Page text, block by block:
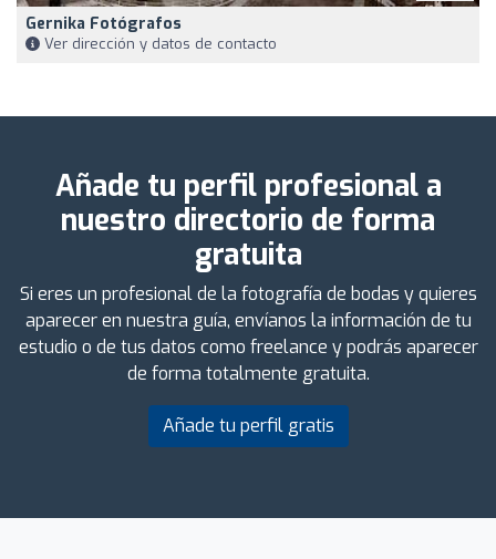
Gernika Fotógrafos
Ver dirección y datos de contacto
Añade tu perfil profesional a
nuestro directorio de forma
gratuita
Si eres un profesional de la fotografía de bodas y quieres
aparecer en nuestra guía, envíanos la información de tu
estudio o de tus datos como freelance y podrás aparecer
de forma totalmente gratuita.
Añade tu perfil gratis